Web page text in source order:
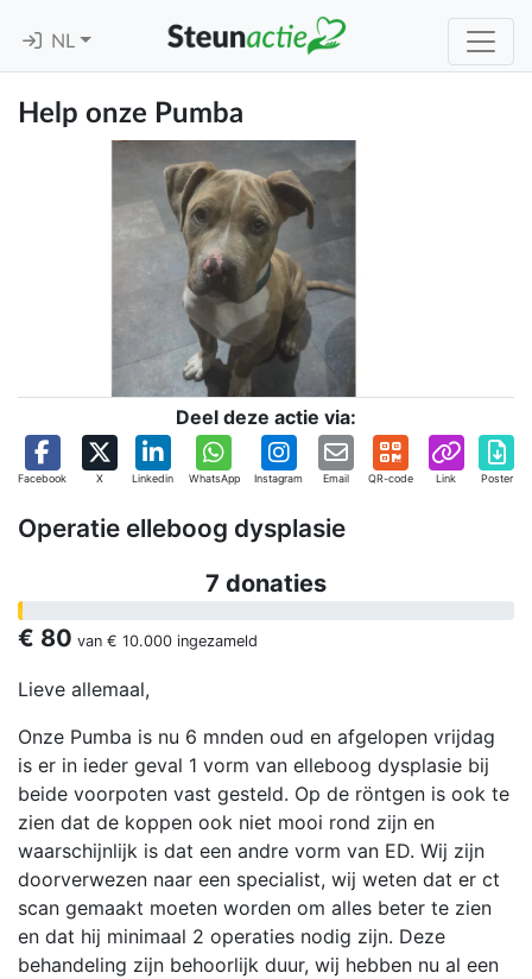
NL
Help onze Pumba
Deel deze actie via:
Facebook X Linkedin WhatsApp Instagram Email QR-code Link Poster
Operatie elleboog dysplasie
7 donaties
€ 80 van € 10.000 ingezameld
Lieve allemaal,
Onze Pumba is nu 6 mnden oud en afgelopen vrijdag
is er in ieder geval 1 vorm van elleboog dysplasie bij
beide voorpoten vast gesteld. Op de röntgen is ook te
zien dat de koppen ook niet mooi rond zijn en
waarschijnlijk is dat een andre vorm van ED. Wij zijn
doorverwezen naar een specialist, wij weten dat er ct
scan gemaakt moeten worden om alles beter te zien
en dat hij minimaal 2 operaties nodig zijn. Deze
behandeling zijn behoorlijk duur, wij hebben nu al een